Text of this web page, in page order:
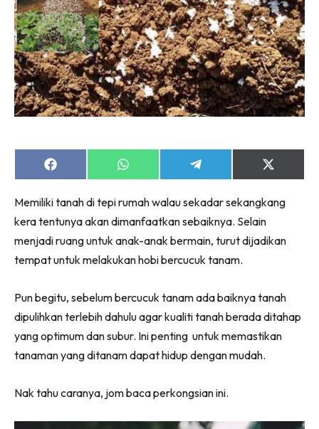
Share
on
Share
on
Share
on
Share
on
(Twitter)
Memiliki tanah di tepi rumah walau sekadar sekangkang
kera tentunya akan dimanfaatkan sebaiknya. Selain
menjadi ruang untuk anak-anak bermain, turut dijadikan
tempat untuk melakukan hobi bercucuk tanam.
Pun begitu, sebelum bercucuk tanam ada baiknya tanah
dipulihkan terlebih dahulu agar kualiti tanah berada ditahap
yang optimum dan subur. Ini penting untuk memastikan
tanaman yang ditanam dapat hidup dengan mudah.
Nak tahu caranya, jom baca perkongsian ini.